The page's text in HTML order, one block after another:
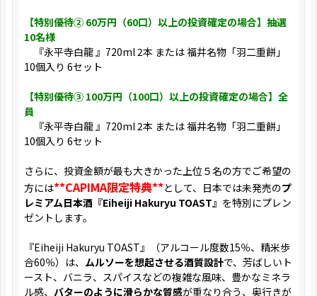
【特別優待② 60万円（60口）以上の投資確定の場合】抽選
10名様
『永平寺白龍 』720ml 2本 または 福井名物「羽二重餅」
10個入り 6セット
【特別優待③ 100万円（100口）以上の投資確定の場合】全
員
『永平寺白龍 』720ml 2本 または 福井名物「羽二重餅」
10個入り 6セット
さらに、投資金額が最も大きかった上位５名の方でご希望の
方には**CAPIMA限定特典**として、日本では未発売のプ
レミアム日本酒『Eiheiji Hakuryu TOAST』 を特別にプレン
ゼントします。
『Eiheiji Hakuryu TOAST』（アルコール度数15％、精米歩
合60％）は、 ムルソーを想起させる酒質設計で、芳ばしいト
ースト、バニラ、スパイスなどの複雑な風味、豊かなミネラ
ル感、 バターのように滑らかな質感が重なり合う、奥行きが